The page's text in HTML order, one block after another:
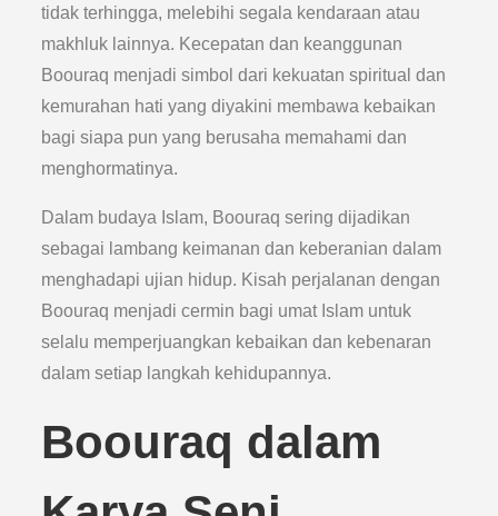
tidak terhingga, melebihi segala kendaraan atau
makhluk lainnya. Kecepatan dan keanggunan
Boouraq menjadi simbol dari kekuatan spiritual dan
kemurahan hati yang diyakini membawa kebaikan
bagi siapa pun yang berusaha memahami dan
menghormatinya.
Dalam budaya Islam, Boouraq sering dijadikan
sebagai lambang keimanan dan keberanian dalam
menghadapi ujian hidup. Kisah perjalanan dengan
Boouraq menjadi cermin bagi umat Islam untuk
selalu memperjuangkan kebaikan dan kebenaran
dalam setiap langkah kehidupannya.
Boouraq dalam